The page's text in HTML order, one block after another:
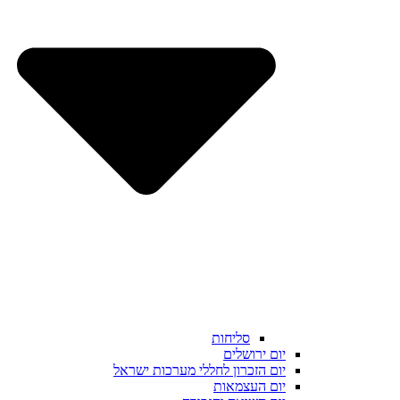
סליחות
יום ירושלים
יום הזכרון לחללי מערכות ישראל
יום העצמאות